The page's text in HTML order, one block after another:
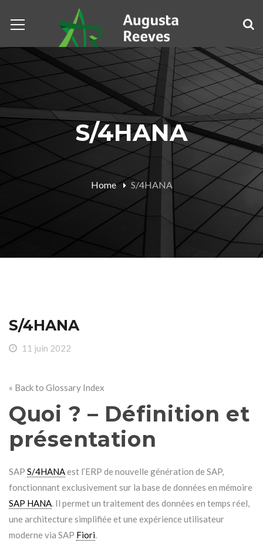
S/4HANA
Home S/4HANA
S/4HANA
11 juin 2022
« Back to Glossary Index
Quoi ? – Définition et
présentation
SAP S/4HANAest l’ERP de nouvelle génération de SAP,
fonctionnant exclusivement sur la base de données en mémoire
SAP HANA . Il permet un traitement des données en temps réel,
une architecture simplifiée et une expérience utilisateur
moderne via SAP Fiori